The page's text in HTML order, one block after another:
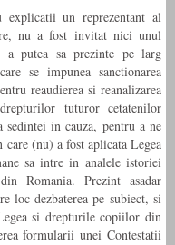
un reprezentant al
nu a fost invitat nici unul
putea sa prezinte pe larg
se impunea sanctionarea
reaudierea si reanalizarea
tuturor cetatenilor
in cauza, pentru a ne
(nu) a fost aplicata Legea
sa intre in analele istoriei
Romania. Prezint asadar
loc dezbaterea pe subiect, si
si drepturile copiilor din
formularii unei Contestatii